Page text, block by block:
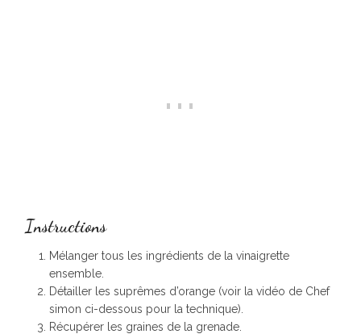
Instructions
Mélanger tous les ingrédients de la vinaigrette
ensemble.
Détailler les suprêmes d’orange (voir la vidéo de Chef
simon ci-dessous pour la technique).
Récupérer les graines de la grenade.